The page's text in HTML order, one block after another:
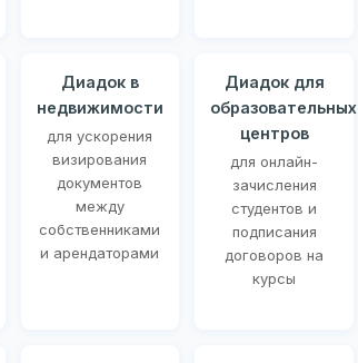
Диадок в
недвижимости
для ускорения
визирования
документов
между
собственниками
и арендаторами
Диадок для
образовательных
центров
для онлайн-
зачисления
студентов и
подписания
договоров на
курсы